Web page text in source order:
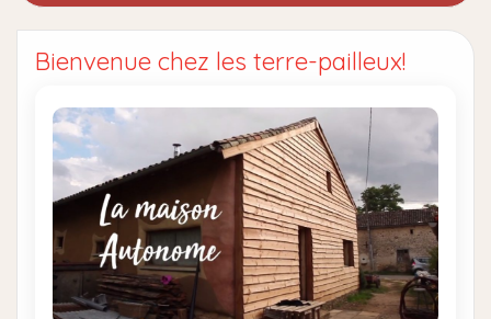
Bienvenue chez les terre-pailleux!